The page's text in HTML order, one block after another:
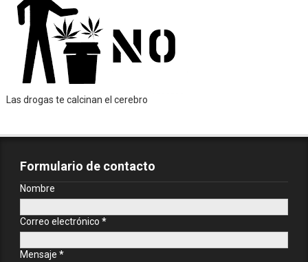
Las drogas te calcinan el cerebro
Formulario de contacto
Nombre
Correo electrónico *
Mensaje *